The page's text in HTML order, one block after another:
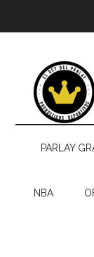
PARLAY
NBA